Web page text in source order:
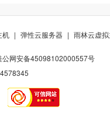
机 | 弹性云服务器 | 雨林云虚
公网安备45098102000557号